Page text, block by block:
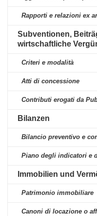
Rapporti e relazioni ex
Subventionen,
wirtschaftliche
Criteri e modalità
Atti di concessione
Contributi erogati da
Bilanzen
Bilancio preventivo e
Piano degli indicatori e
Immobilien und
Patrimonio immobiliare
Canoni di locazione o